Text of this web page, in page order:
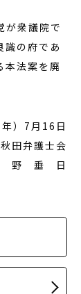
が衆議院で
識の府であ
本法案を廃
）7月16日
田弁護士会
垂 日